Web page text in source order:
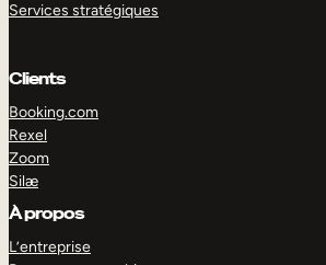
Services stratégiques
Clients
Booking.com
Rexel
Zoom
Silæ
À propos
L’entreprise